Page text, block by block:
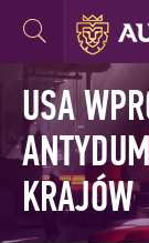
USA
KRAJÓW